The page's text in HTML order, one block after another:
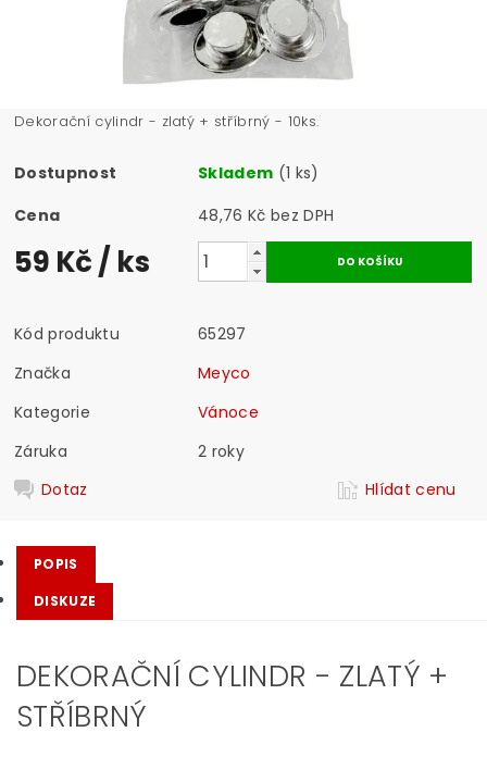
Dekorační cylindr - zlatý + stříbrný - 10ks.
Dostupnost Skladem (1 ks)
Cena
48,76 Kč bez DPH
59 Kč/ ks
Kód produktu
65297
Značka
Meyco
Kategorie
Vánoce
Záruka
2 roky
Dotaz
Hlídat cenu
POPIS
DISKUZE
DEKORAČNÍ CYLINDR - ZLATÝ +
STŘÍBRNÝ